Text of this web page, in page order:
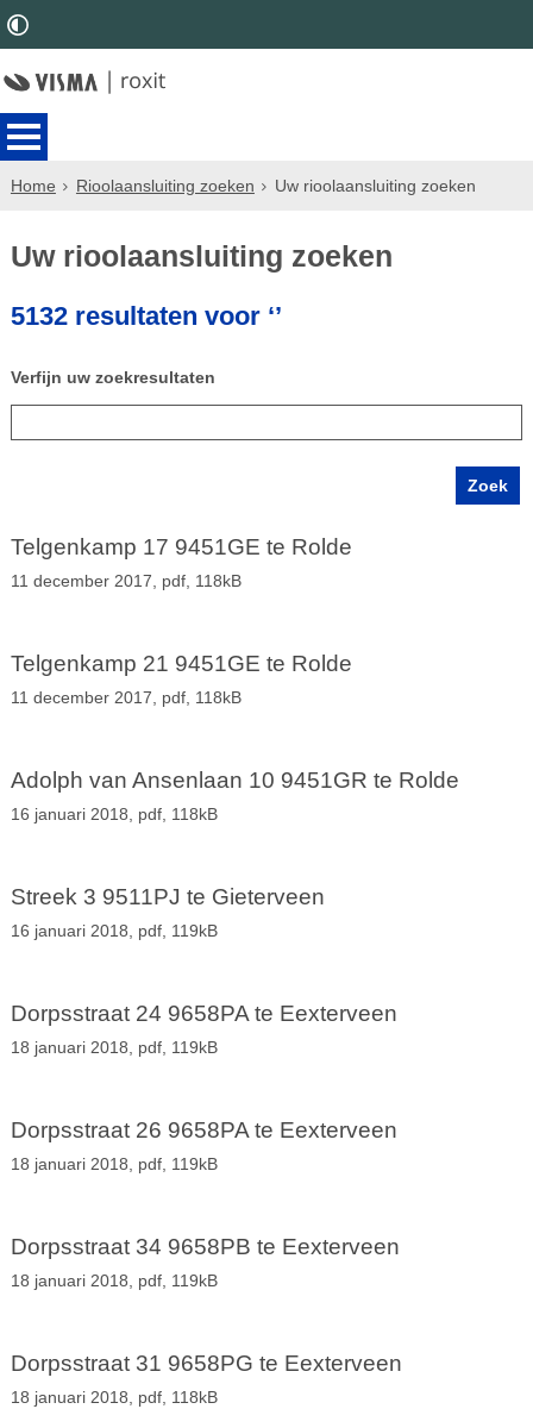
Home Rioolaansluiting zoeken Uw rioolaansluiting zoeken
Uw rioolaansluiting zoeken
5132 resultaten voor ‘’
Verfijn uw zoekresultaten
Telgenkamp 17 9451GE te Rolde
11 december 2017, pdf, 118kB
Telgenkamp 21 9451GE te Rolde
11 december 2017, pdf, 118kB
Adolph van Ansenlaan 10 9451GR te Rolde
16 januari 2018, pdf, 118kB
Streek 3 9511PJ te Gieterveen
16 januari 2018, pdf, 119kB
Dorpsstraat 24 9658PA te Eexterveen
18 januari 2018, pdf, 119kB
Dorpsstraat 26 9658PA te Eexterveen
18 januari 2018, pdf, 119kB
Dorpsstraat 34 9658PB te Eexterveen
18 januari 2018, pdf, 119kB
Dorpsstraat 31 9658PG te Eexterveen
18 januari 2018, pdf, 118kB